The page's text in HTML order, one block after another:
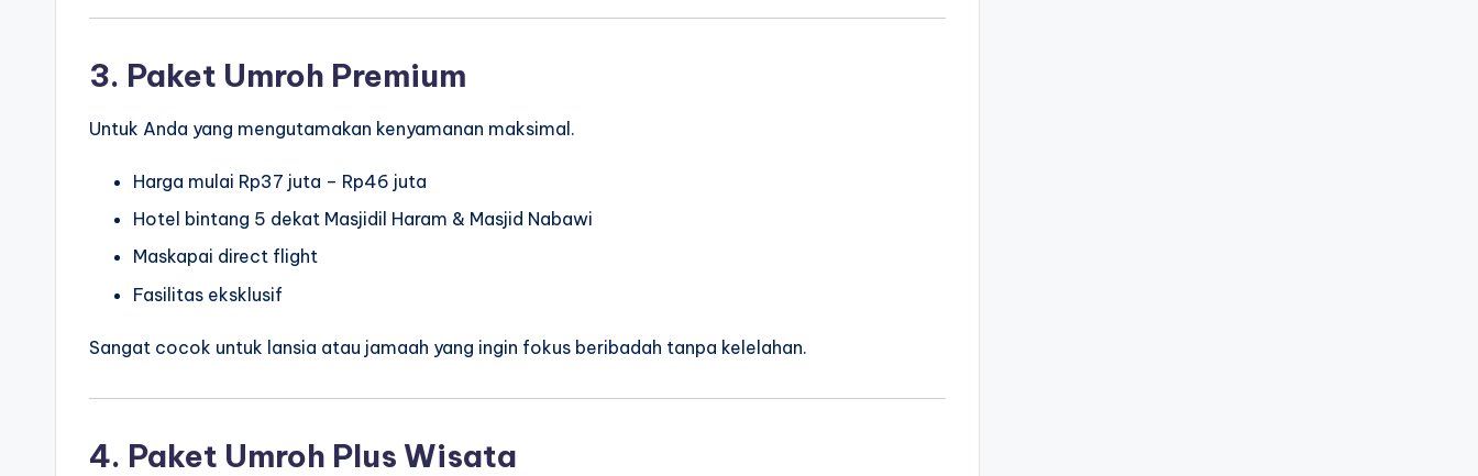
3. Paket Umroh Premium
Untuk Anda yang mengutamakan kenyamanan maksimal.
Harga mulai Rp37 juta – Rp46 juta
Hotel bintang 5 dekat Masjidil Haram & Masjid Nabawi
Maskapai direct flight
Fasilitas eksklusif
Sangat cocok untuk lansia atau jamaah yang ingin fokus beribadah tanpa kelelahan.
4. Paket Umroh Plus Wisata